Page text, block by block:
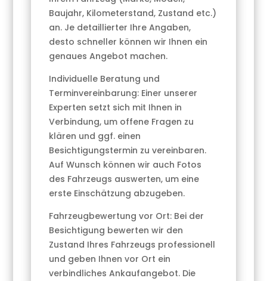
Baujahr, Kilometerstand, Zustand etc.)
an. Je detaillierter Ihre Angaben,
desto schneller können wir Ihnen ein
genaues Angebot machen.
Individuelle Beratung und
Terminvereinbarung: Einer unserer
Experten setzt sich mit Ihnen in
Verbindung, um offene Fragen zu
klären und ggf. einen
Besichtigungstermin zu vereinbaren.
Auf Wunsch können wir auch Fotos
des Fahrzeugs auswerten, um eine
erste Einschätzung abzugeben.
Fahrzeugbewertung vor Ort: Bei der
Besichtigung bewerten wir den
Zustand Ihres Fahrzeugs professionell
und geben Ihnen vor Ort ein
verbindliches Ankaufangebot. Die